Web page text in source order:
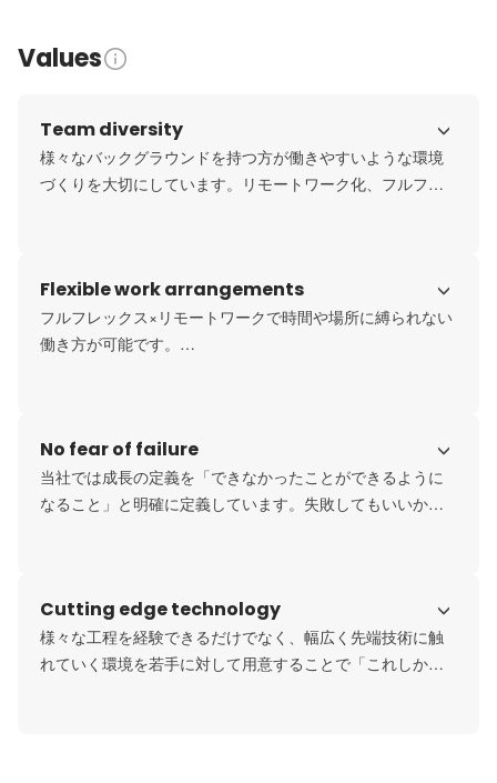
Values
Team diversity
様々なバックグラウンドを持つ方が働きやすいような環境
づくりを大切にしています。リモートワーク化、フルフレ
Flexible work arrangements
フルフレックス×リモートワークで時間や場所に縛られない
働き方が可能です。
に招くためには必要な環境だと思っています。
No fear of failure
当社では成長の定義を「できなかったことができるように
なること」と明確に定義しています。失敗してもいいから
Cutting edge technology
様々な工程を経験できるだけでなく、幅広く先端技術に触
れていく環境を若手に対して用意することで「これしかで